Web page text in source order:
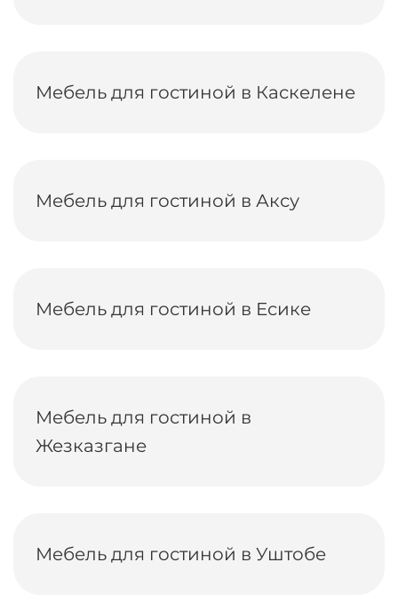
Мебель для гостиной в Каскелене
Мебель для гостиной в Аксу
Мебель для гостиной в Есике
Мебель для гостиной в
Жезказгане
Мебель для гостиной в Уштобе